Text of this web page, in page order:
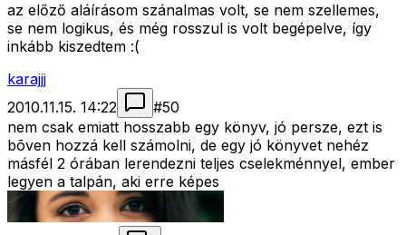
az előző aláírásom szánalmas volt, se nem szellemes,
se nem logikus, és még rosszul is volt begépelve, így
inkább kiszedtem :(
karajjj
2010.11.15. 14:22
#50
nem csak emiatt hosszabb egy könyv, jó persze, ezt is
bõven hozzá kell számolni, de egy jó könyvet nehéz
másfél 2 órában lerendezni teljes cselekménnyel, ember
legyen a talpán, aki erre képes